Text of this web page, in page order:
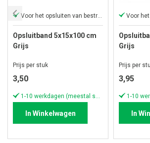
Voor het opsluiten van bestrating
Opsluitband 5x15x100 cm
Grijs
Prijs per stuk
3,50
In Winkelwagen
Grijs
Prijs per
3,95
In